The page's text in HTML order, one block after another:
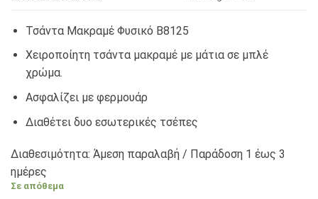
Τσάντα Μακραμέ Φυσικό Β8125
Χειροποίητη τσάντα μακραμέ με μάτια σε μπλέ
χρώμα.
Ασφαλίζει με φερμουάρ
Διαθέτει δυο εσωτερικές τσέπες
Διαθεσιμότητα: Άμεση παραλαβή / Παράδoση 1 έως 3
ημέρες
Σε απόθεμα